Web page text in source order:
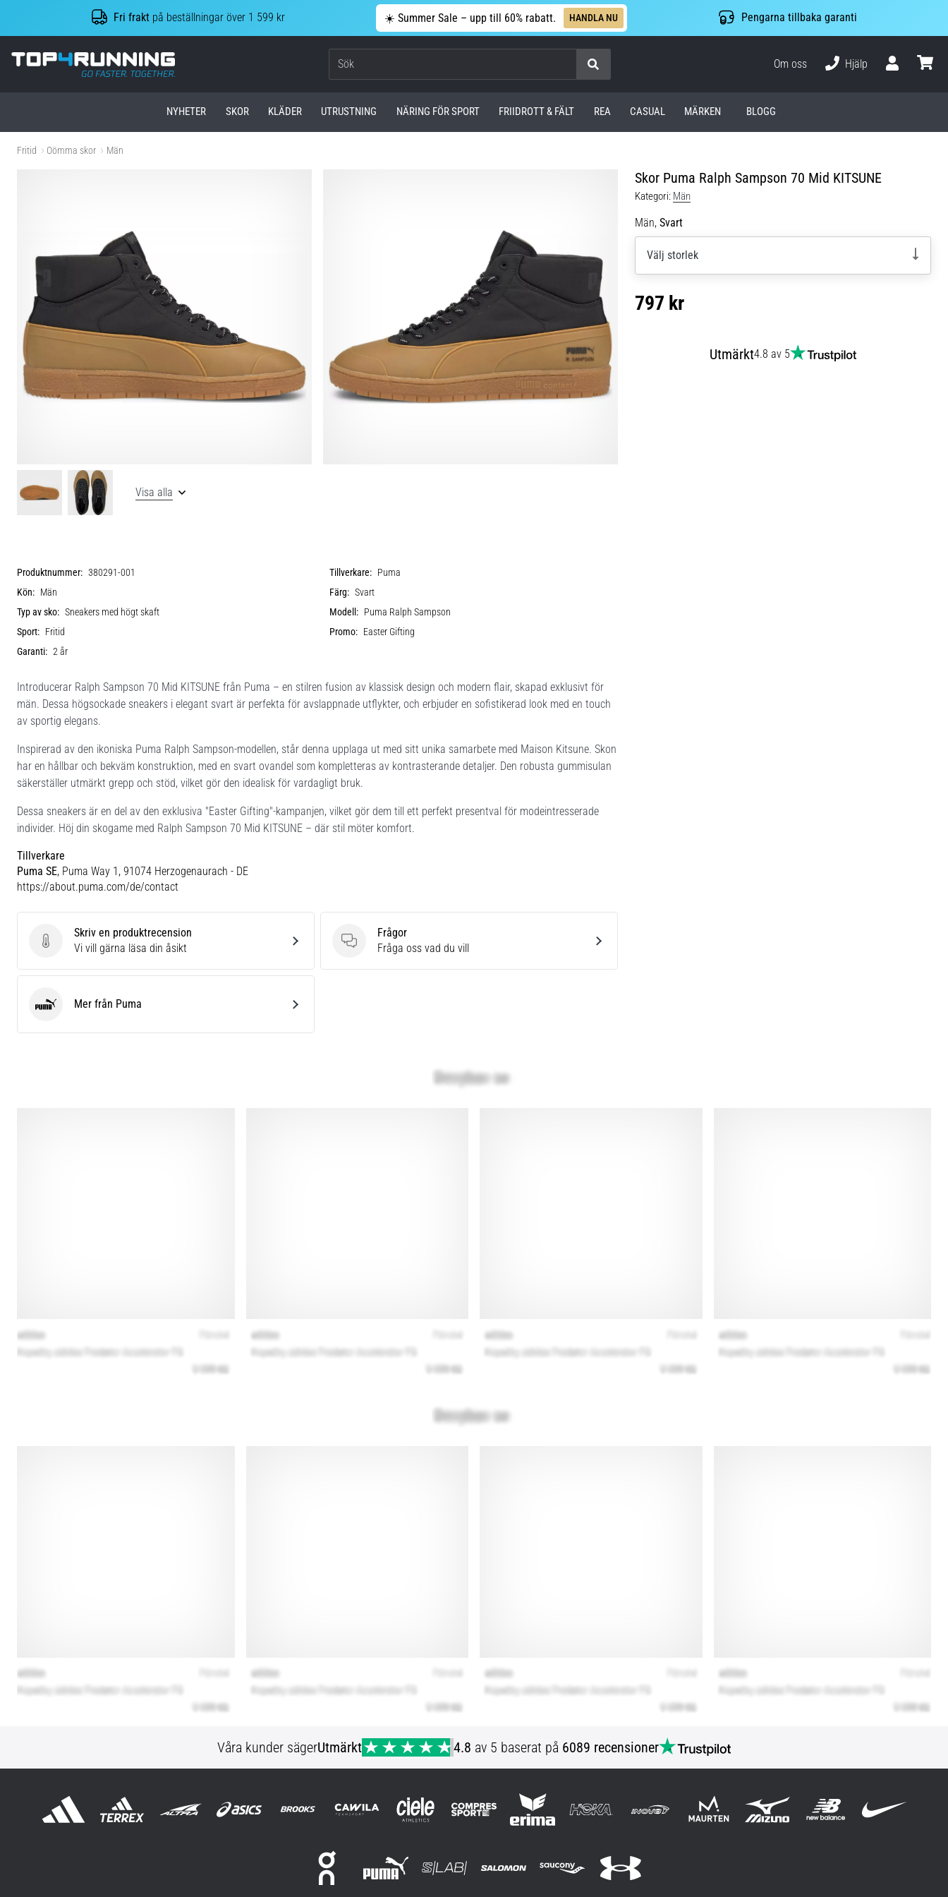
Fri frakt på beställningar över 1 599 kr ☀️ Summer Sale – upp till 60% rabatt. HANDLA NU Pengarna tillbaka garanti
Top4Running.se
Om oss
Hjälp
NYHETER SKOR KLÄDER UTRUSTNING NÄRING FÖR SPORT FRIIDROTT & FÄLT REA CASUAL MÄRKEN BLOGG
Fritid Oömma skor Män
Skor Puma Ralph Sampson 70 Mid KITSUNE
Kategori: Män
Män, Svart
Välj storlek
797 kr
Utmärkt4.8 av 5
Visa alla
Produktnummer: 380291-001 Tillverkare: Puma
Kön: Män Färg: Svart
Typ av sko: Sneakers med högt skaft Modell: Puma Ralph Sampson
Sport: Fritid Promo: Easter Gifting
Garanti: 2 år
Introducerar Ralph Sampson 70 Mid KITSUNE från Puma – en stilren fusion av klassisk design och modern flair, skapad exklusivt för
män. Dessa högsockade sneakers i elegant svart är perfekta för avslappnade utflykter, och erbjuder en sofistikerad look med en touch
av sportig elegans.
Inspirerad av den ikoniska Puma Ralph Sampson-modellen, står denna upplaga ut med sitt unika samarbete med Maison Kitsune. Skon
har en hållbar och bekväm konstruktion, med en svart ovandel som kompletteras av kontrasterande detaljer. Den robusta gummisulan
säkerställer utmärkt grepp och stöd, vilket gör den idealisk för vardagligt bruk.
Dessa sneakers är en del av den exklusiva "Easter Gifting"-kampanjen, vilket gör dem till ett perfekt presentval för modeintresserade
individer. Höj din skogame med Ralph Sampson 70 Mid KITSUNE – där stil möter komfort.
Tillverkare
Puma SE, Puma Way 1, 91074 Herzogenaurach - DE
https://about.puma.com/de/contact
Skriv en produktrecension
Skriv en produktrecension
Vi vill gärna läsa din åsikt
Frågor
Frågor
Fråga oss vad du vill
Puma Mer från Puma
Våra kunder sägerUtmärkt 4.8 av 5 baserat på 6089 recensioner